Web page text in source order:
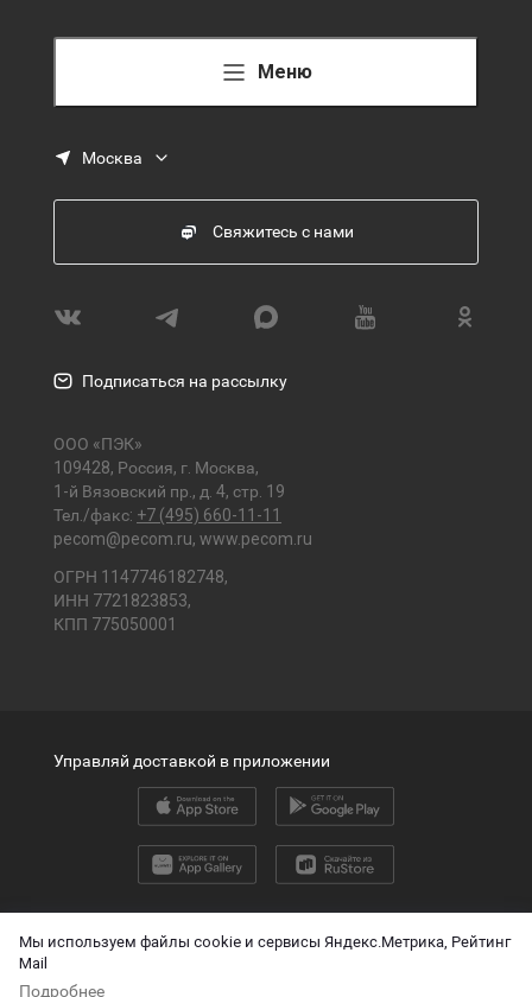
Мы используем файлы cookie и сервисы Яндекс.Метрика, Рейтинг
Mail
Подробнее
Меню
Москва
Свяжитесь с нами
Подписаться на рассылку
ООО «ПЭК»
109428, Россия, г. Москва,
1-й Вязовский пр., д. 4, стр. 19
Тел./факс: +7 (495) 660-11-11
pecom@pecom.ru, www.pecom.ru
ОГРН 1147746182748,
ИНН 7721823853,
КПП 775050001
2026 © ООО «ПЭК»
Управляй доставкой в приложении